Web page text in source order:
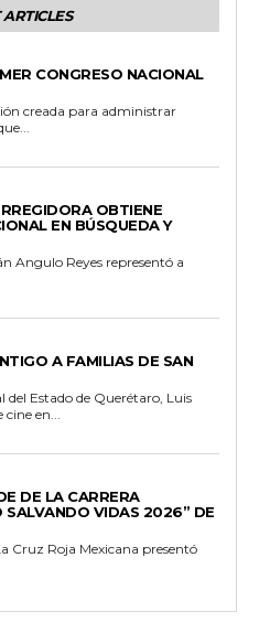
ARTICLES
CONGRESO NACIONAL
creada para administrar
OBTIENE
EN BÚSQUEDA Y
Angulo Reyes representó a
A FAMILIAS DE SAN
del Estado de Querétaro, Luis
en...
DE LA CARRERA
SALVANDO VIDAS 2026” DE
Cruz Roja Mexicana presentó